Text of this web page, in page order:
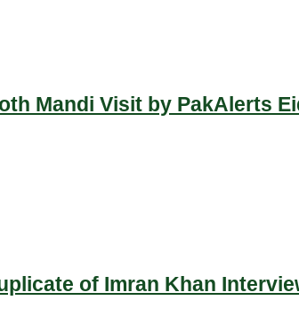
Mandi Visit by PakAlerts
of Imran Khan